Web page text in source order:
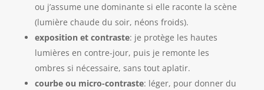
ou j’assume une dominante si elle raconte la scène
(lumière chaude du soir, néons froids).
exposition et contraste: je protège les hautes
lumières en contre-jour, puis je remonte les
ombres si nécessaire, sans tout aplatir.
courbe ou micro-contraste: léger, pour donner du